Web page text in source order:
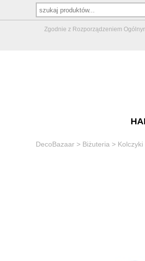
Zgodnie z Rozporządzeniem
DecoBazaar > Biżuteria > Kolczyki